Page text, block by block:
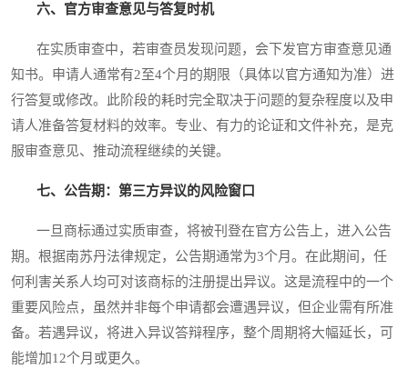
六、官方审查意见与答复时机
在实质审查中，若审查员发现问题，会下发官方审查意见通
知书。申请人通常有2至4个月的期限（具体以官方通知为准）进
行答复或修改。此阶段的耗时完全取决于问题的复杂程度以及申
请人准备答复材料的效率。专业、有力的论证和文件补充，是克
服审查意见、推动流程继续的关键。
七、公告期：第三方异议的风险窗口
一旦商标通过实质审查，将被刊登在官方公告上，进入公告
期。根据南苏丹法律规定，公告期通常为3个月。在此期间，任
何利害关系人均可对该商标的注册提出异议。这是流程中的一个
重要风险点，虽然并非每个申请都会遭遇异议，但企业需有所准
备。若遇异议，将进入异议答辩程序，整个周期将大幅延长，可
能增加12个月或更久。